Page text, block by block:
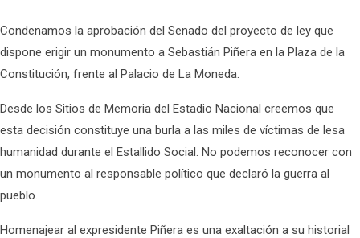
Condenamos la aprobación del Senado del proyecto de ley que
dispone erigir un monumento a Sebastián Piñera en la Plaza de la
Constitución, frente al Palacio de La Moneda.
Desde los Sitios de Memoria del Estadio Nacional creemos que
esta decisión constituye una burla a las miles de víctimas de lesa
humanidad durante el Estallido Social. No podemos reconocer con
un monumento al responsable político que declaró la guerra al
pueblo.
Homenajear al expresidente Piñera es una exaltación a su historial